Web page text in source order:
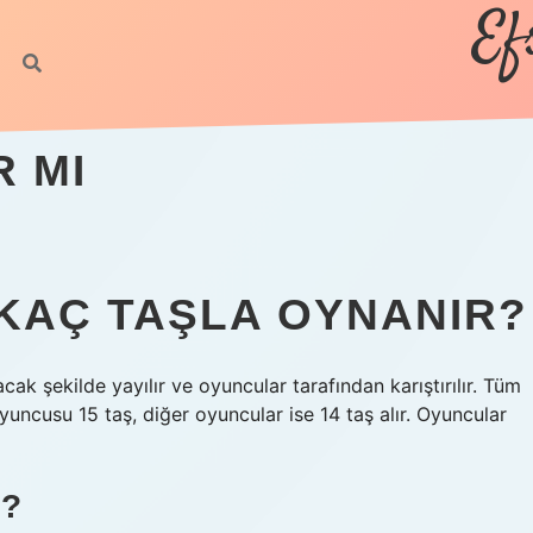
MI
TAŞLA OYNANIR?
şekilde yayılır ve oyuncular tarafından karıştırılır. Tüm
15 taş, diğer oyuncular ise 14 taş alır. Oyuncular